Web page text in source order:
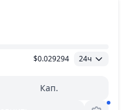
$0.029294 24ч
Кап.